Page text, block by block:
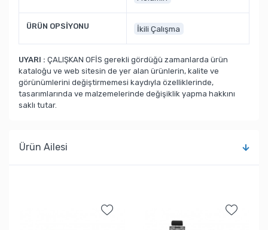
ÜRÜN OPSİYONU İkili Çalışma
UYARI : ÇALIŞKAN OFİS gerekli gördüğü zamanlarda ürün
kataloğu ve web sitesin de yer alan ürünlerin, kalite ve
görünümlerini değiştirmemesi kaydıyla özelliklerinde,
tasarımlarında ve malzemelerinde değişiklik yapma hakkını
saklı tutar.
Ürün Ailesi